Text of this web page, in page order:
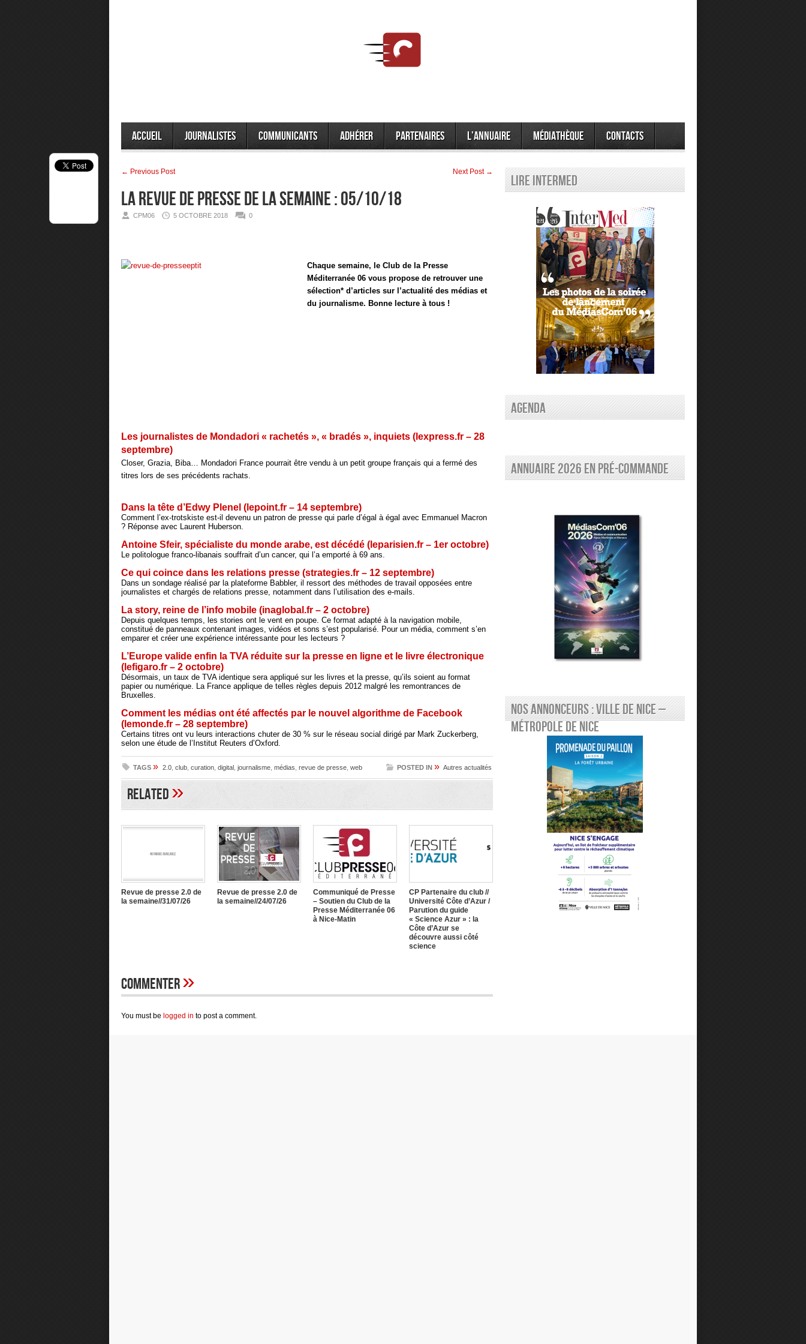
Accueil Journalistes Communicants Adhérer Partenaires L’annuaire Médiathèque Contacts
← Previous Post Next Post →
La Revue de presse de la semaine : 05/10/18
CPM06 5 OCTOBRE 2018 0
Chaque semaine, le Club de la Presse
Méditerranée 06 vous propose de retrouver une
sélection* d’articles sur l’actualité des médias et
du journalisme. Bonne lecture à tous !
Les journalistes de Mondadori « rachetés », « bradés », inquiets (lexpress.fr – 28
septembre)
Closer, Grazia, Biba… Mondadori France pourrait être vendu à un petit groupe français qui a fermé des
titres lors de ses précédents rachats.
Dans la tête d’Edwy Plenel (lepoint.fr – 14 septembre)
Comment l’ex-trotskiste est-il devenu un patron de presse qui parle d’égal à égal avec Emmanuel Macron
? Réponse avec Laurent Huberson.
Antoine Sfeir, spécialiste du monde arabe, est décédé (leparisien.fr – 1er octobre)
Le politologue franco-libanais souffrait d’un cancer, qui l’a emporté à 69 ans.
Ce qui coince dans les relations presse (strategies.fr – 12 septembre)
Dans un sondage réalisé par la plateforme Babbler, il ressort des méthodes de travail opposées entre
journalistes et chargés de relations presse, notamment dans l’utilisation des e-mails.
La story, reine de l’info mobile (inaglobal.fr – 2 octobre)
Depuis quelques temps, les stories ont le vent en poupe. Ce format adapté à la navigation mobile,
constitué de panneaux contenant images, vidéos et sons s’est popularisé. Pour un média, comment s’en
emparer et créer une expérience intéressante pour les lecteurs ?
L’Europe valide enfin la TVA réduite sur la presse en ligne et le livre électronique
(lefigaro.fr – 2 octobre)
Désormais, un taux de TVA identique sera appliqué sur les livres et la presse, qu’ils soient au format
papier ou numérique. La France applique de telles règles depuis 2012 malgré les remontrances de
Bruxelles.
Comment les médias ont été affectés par le nouvel algorithme de Facebook
(lemonde.fr – 28 septembre)
Certains titres ont vu leurs interactions chuter de 30 % sur le réseau social dirigé par Mark Zuckerberg,
selon une étude de l’Institut Reuters d’Oxford.
TAGS » 2.0 club curation digital journalisme médias revue de presse web POSTED IN » Autres actualités
Related»
Revue de presse 2.0 de
la semaine//31/07/26
Revue de presse 2.0 de
la semaine//24/07/26
Communiqué de Presse
– Soutien du Club de la
Presse Méditerranée 06
à Nice-Matin
CP Partenaire du club //
Université Côte d’Azur /
Parution du guide
« Science Azur » : la
Côte d’Azur se
découvre aussi côté
science
Commenter»
You must be logged in to post a comment.
Lire Intermed
AGENDA
Annuaire 2026 en pré-commande
Nos annonceurs : Ville de Nice –
Métropole de Nice